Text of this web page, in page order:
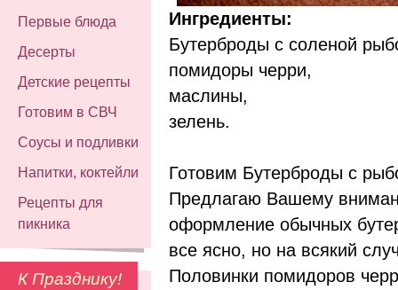
Первые блюда
Десерты
Детские рецепты
Готовим в СВЧ
Соусы и подливки
Напитки, коктейли
Рецепты для
пикника
К Празднику!
Ингредиенты:
Бутерброды с соленой
помидоры черри,
маслины,
зелень.
Готовим Бутерброды с
Предлагаю Вашему
оформление обычных
все ясно, но на всякий
Половинки помидоров